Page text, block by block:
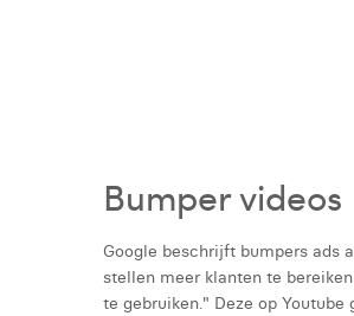
Bumper videos
Google beschrijft bumpers ads
stellen meer klanten te
te gebruiken." Deze op